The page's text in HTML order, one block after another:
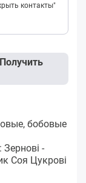
контакты"
бобовые
-
Соя Цукрові